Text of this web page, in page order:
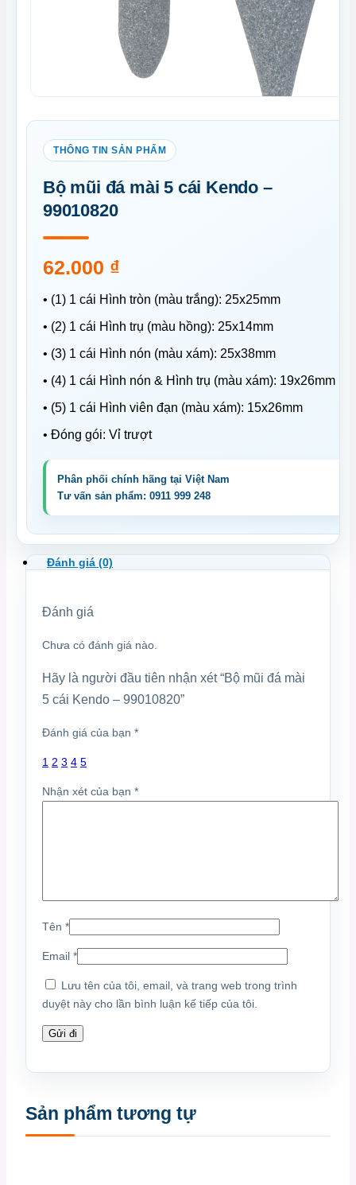
Bộ mũi đá mài 5 cái Kendo –
99010820
62.000 ₫
• (1) 1 cái Hình tròn (màu trắng): 25x25mm
• (2) 1 cái Hình trụ (màu hồng): 25x14mm
• (3) 1 cái Hình nón (màu xám): 25x38mm
• (4) 1 cái Hình nón & Hình trụ (màu xám): 19x26mm
• (5) 1 cái Hình viên đạn (màu xám): 15x26mm
• Đóng gói: Vỉ trượt
Đánh giá (0)
Đánh giá
Chưa có đánh giá nào.
Hãy là người đầu tiên nhận xét “Bộ mũi đá mài
5 cái Kendo – 99010820”
Đánh giá của bạn *
1 2 3 4 5
Nhận xét của bạn *
Tên *
Email *
Lưu tên của tôi, email, và trang web trong trình
duyệt này cho lần bình luận kế tiếp của tôi.
Sản phẩm tương tự